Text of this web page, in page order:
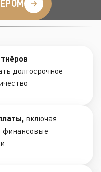
долгосрочное
включая
финансовые